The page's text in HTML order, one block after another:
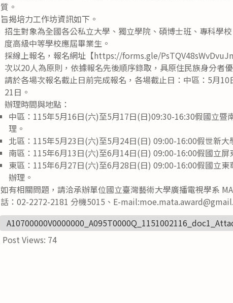
質。
旨揭培力工作坊資訊如下。
招生對象為全國各公私立大學、獨立學院、碩博士班、專科學
度高級中等學校應屆畢業生。
採線上報名，報名網址【https://forms.gle/
次以20人為原則，依據報名先後順序錄取，具原住民族身分者
請於各場次報名截止日前完成報名，各場截止日：中區：5月
21日。
辦理時間與地點：
中區：115年5月16日(六)至5月17日(日)09:30-16:30假國立
理。
北區：115年5月23日(六)至5月24日(日) 09:00-16:00假世新大
南區：115年6月13日(六)至6月14日(日) 09:00-16:00假國立屏
東區：115年6月27日(六)至6月28日(日) 09:00-16:00假國立
辦理。
如有相關問題，請洽承辦單位國立臺灣藝術大學廣播電視學系
話：02-2272-2181 分機5015、E-
Post Views: 74